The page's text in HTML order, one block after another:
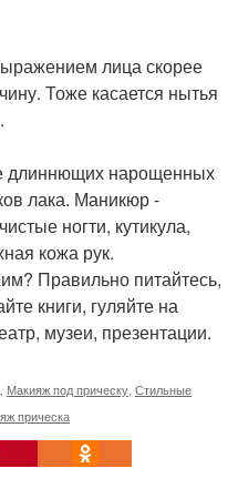
лица скорее
Тоже касается нытья
длиннющих нарощенных
лака. Маникюр -
ногти, кутикула,
кожа рук.
Правильно питайтесь,
книги, гуляйте на
музеи, презентации.
Макияж под прическу Стильные
прическа